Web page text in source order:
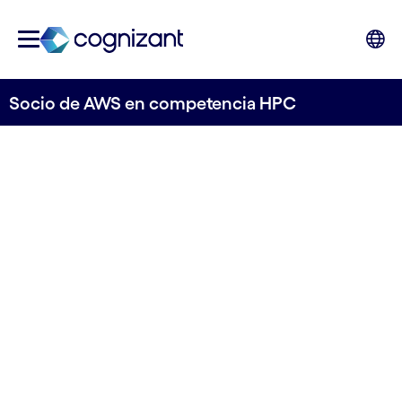
Socio de AWS en competencia HPC